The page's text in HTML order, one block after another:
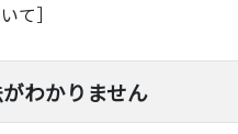
て］
わかりません